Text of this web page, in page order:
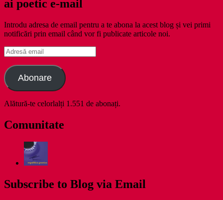
ai poetic e-mail
Introdu adresa de email pentru a te abona la acest blog și vei primi
notificări prin email când vor fi publicate articole noi.
Adresă
email
Abonare
Alătură-te celorlalți 1.551 de abonați.
Comunitate
Subscribe to Blog via Email